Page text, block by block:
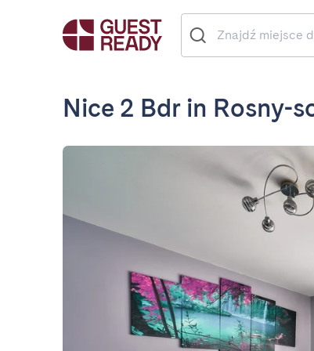
Nice 2 Bdr in Rosny-